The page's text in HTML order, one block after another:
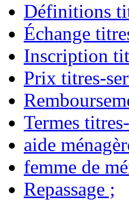
Définitions
Échange
Inscription
Prix titres-
Termes
aide
femme de
Repassage ;